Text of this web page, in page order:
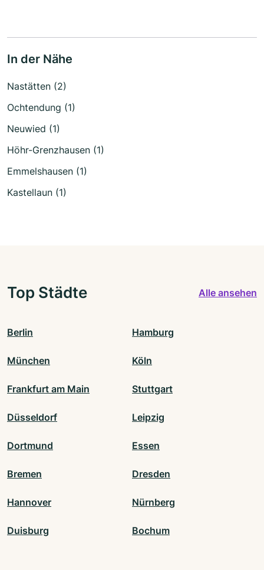
In der Nähe
Nastätten (2)
Ochtendung (1)
Neuwied (1)
Höhr-Grenzhausen (1)
Emmelshausen (1)
Kastellaun (1)
Top Städte Alle ansehen
Berlin Hamburg
München Köln
Frankfurt am Main Stuttgart
Düsseldorf Leipzig
Dortmund Essen
Bremen Dresden
Hannover Nürnberg
Duisburg Bochum